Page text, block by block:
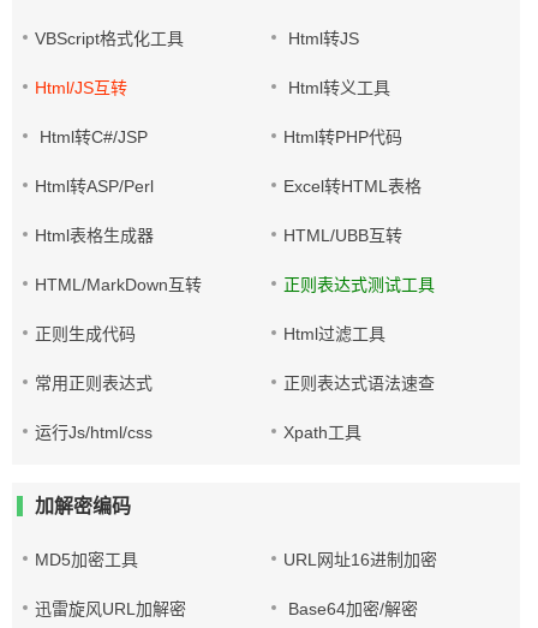
VBScript格式化工具 Html转JS
Html/JS互转 Html转义工具
Html转C#/JSP Html转PHP代码
Html转ASP/Perl Excel转HTML表格
Html表格生成器 HTML/UBB互转
HTML/MarkDown互转 正则表达式测试工具
正则生成代码 Html过滤工具
常用正则表达式 正则表达式语法速查
运行Js/html/css Xpath工具
加解密编码
MD5加密工具 URL网址16进制加密
迅雷旋风URL加解密 Base64加密/解密